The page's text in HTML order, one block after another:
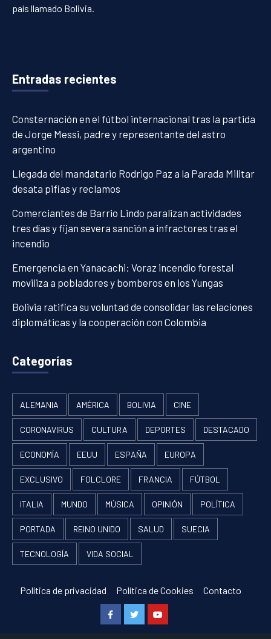
país llamado Bolivia.
Entradas recientes
Consternación en el fútbol internacional tras la partida
de Jorge Messi, padre y representante del astro
argentino
Llegada del mandatario Rodrigo Paz a la Parada Militar
desata pifias y reclamos
Comerciantes de Barrio Lindo paralizan actividades
tres días y fijan severa sanción a infractores tras el
incendio
Emergencia en Yanacachi: Voraz incendio forestal
moviliza a pobladores y bomberos en los Yungas
Bolivia ratifica su voluntad de consolidar las relaciones
diplomáticas y la cooperación con Colombia
Categorías
ALEMANIA AMÉRICA BOLIVIA CINE
CORONAVIRUS CULTURA DEPORTES DESTACADO
ECONOMÍA EEUU ESPAÑA EUROPA
EXCLUSIVO FOLCLORE FRANCIA FÚTBOL
ITALIA MUNDO MÚSICA OPINIÓN POLÍTICA
PORTADA REINO UNIDO SALUD SUECIA
TECNOLOGÍA VIDA SOCIAL
Política de privacidad Política de Cookies Contacto
FacebookTwitterYoutube